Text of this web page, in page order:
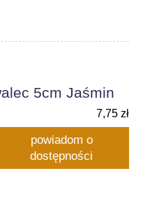
5cm Jaśmin
7,75 zł
powiadom o
dostępności